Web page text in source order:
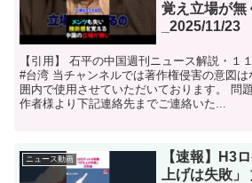
覚え立場が無
_2025/11/23
【引用】 石平の中国週刊ニュース解説・１
#台湾 当チャンネルでは著作権侵害の意図
囲内で使用させていただいております。 問
作者様より下記連絡先までご連絡いた...
ニュース動画
【速報】H3
上げは失敗